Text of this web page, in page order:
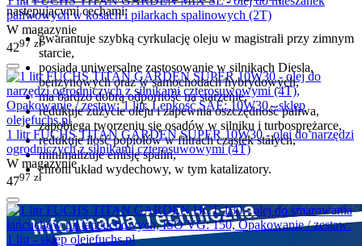
następującymi cechami:
gwarantuje szybką cyrkulację oleju w magistrali przy zimnym
starcie,
posiada uniwersalne zastosowanie w silnikach Diesla,
benzynowych oraz w samochodach hybrydowych,
ma bardzo dobrą odporność na starzenie,
redukuje zużycie oleju i zapewnia oszczędność paliwa,
zapobiega tworzeniu się osadów w silniku i turbosprężarce,
redukuje ilość popiołów w filtrach cząstek stałych,
minimalizuje emisję spalin,
chroni układ wydechowy, w tym katalizatory.
paliwowych w kosach i pilarkach spalinowych (2T)
W magazynie
4297 zł
1 litr FUCHS TITAN GARDEN SUPER 10W30 - olej do narzędzi
ogrodniczych z silnikami czterosuwowymi (4T)
W magazynie
4797 zł